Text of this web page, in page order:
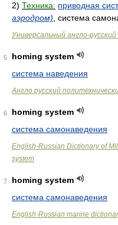
2) Техника: приводная
аэродром) , система
Универсальный англо-русский
5
homing system
система наведения
Англо русский
6
homing system
система самонаведения
English-Russian Dictionary of
system
7
homing system
система самонаведения
English-Russian marine